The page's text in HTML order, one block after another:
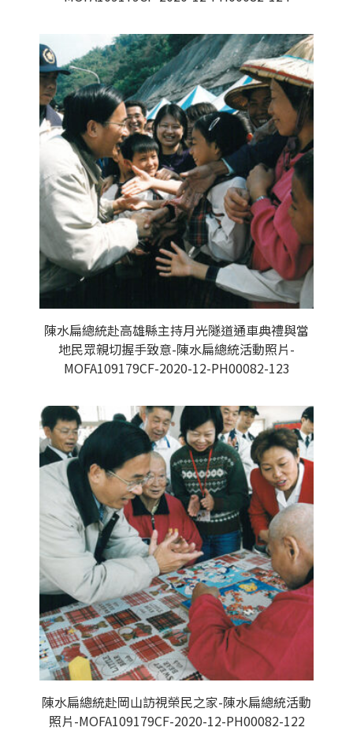
陳水扁總統赴高雄縣主持月光隧道通車典禮與當
地民眾親切握手致意-陳水扁總統活動照片-
MOFA109179CF-2020-12-PH00082-123
陳水扁總統赴岡山訪視榮民之家-陳水扁總統活動
照片-MOFA109179CF-2020-12-PH00082-122